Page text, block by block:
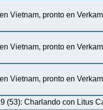
Vietnam, pronto en
Vietnam, pronto en
Vietnam, pronto en
(53): Charlando con Litus